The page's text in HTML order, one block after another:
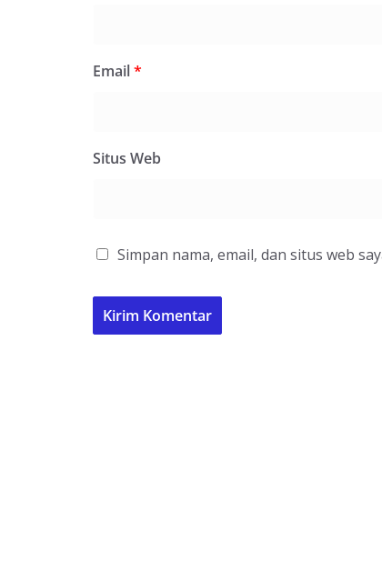
Email*
Situs Web
Simpan nama, email, dan situs web